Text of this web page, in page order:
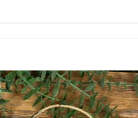
Favorilerime
Ekle